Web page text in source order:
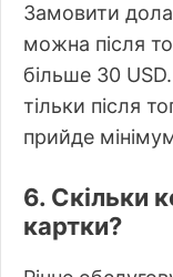
Замовити
можна після
більше 30
тільки після
прийде
6. Скільки
картки?